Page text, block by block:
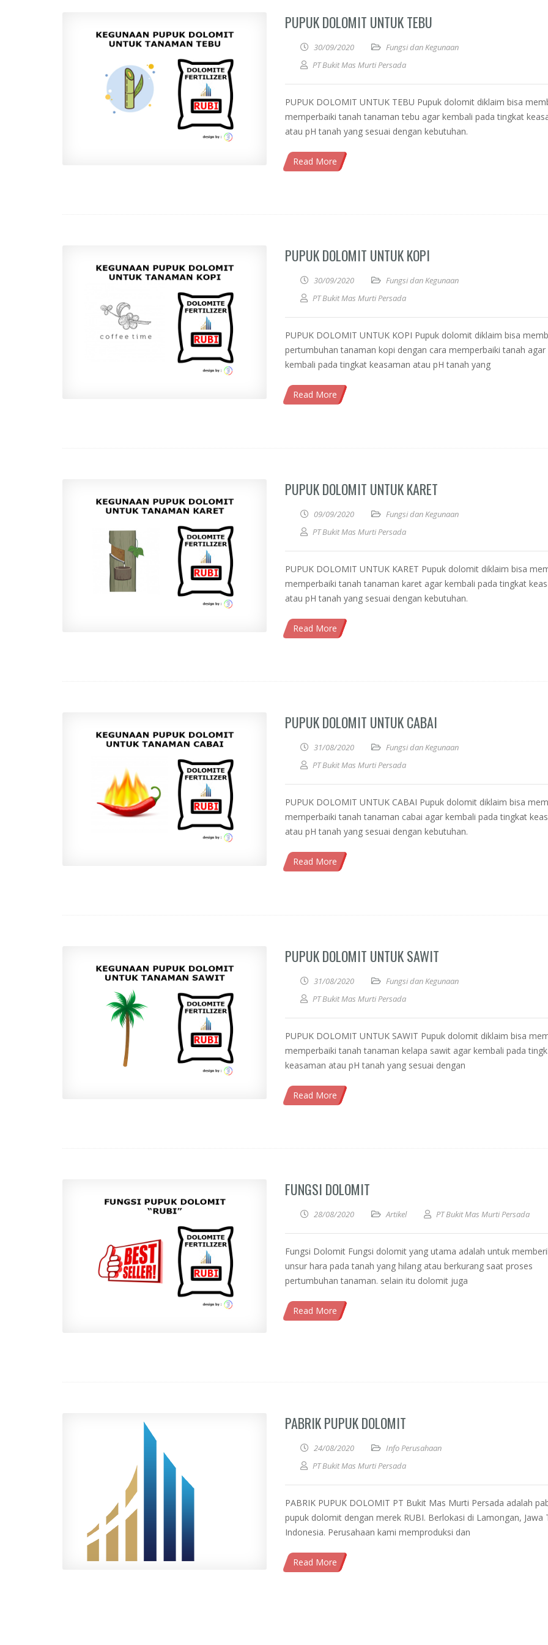
PUPUK DOLOMIT UNTUK TEBU
30/09/2020
Fungsi dan Kegunaan
PT Bukit Mas Murti Persada
PUPUK DOLOMIT UNTUK TEBU Pupuk dolomit diklaim bisa
memperbaiki tanah tanaman tebu agar kembali pada tingkat
atau pH tanah yang sesuai dengan kebutuhan.
Read More
PUPUK DOLOMIT UNTUK KOPI
30/09/2020
Fungsi dan Kegunaan
PT Bukit Mas Murti Persada
PUPUK DOLOMIT UNTUK KOPI Pupuk dolomit diklaim bisa
pertumbuhan tanaman kopi dengan cara memperbaiki tanah agar
kembali pada tingkat keasaman atau pH tanah yang
Read More
PUPUK DOLOMIT UNTUK KARET
09/09/2020
Fungsi dan Kegunaan
PT Bukit Mas Murti Persada
PUPUK DOLOMIT UNTUK KARET Pupuk dolomit diklaim bisa
memperbaiki tanah tanaman karet agar kembali pada tingkat
atau pH tanah yang sesuai dengan kebutuhan.
Read More
PUPUK DOLOMIT UNTUK CABAI
31/08/2020
Fungsi dan Kegunaan
PT Bukit Mas Murti Persada
PUPUK DOLOMIT UNTUK CABAI Pupuk dolomit diklaim bisa
memperbaiki tanah tanaman cabai agar kembali pada tingkat
atau pH tanah yang sesuai dengan kebutuhan.
Read More
PUPUK DOLOMIT UNTUK SAWIT
31/08/2020
Fungsi dan Kegunaan
PT Bukit Mas Murti Persada
PUPUK DOLOMIT UNTUK SAWIT Pupuk dolomit diklaim bisa
memperbaiki tanah tanaman kelapa sawit agar kembali pada
keasaman atau pH tanah yang sesuai dengan
Read More
FUNGSI DOLOMIT
28/08/2020 Artikel PT Bukit Mas Murti Persada
Fungsi Dolomit Fungsi dolomit yang utama adalah untuk
unsur hara pada tanah yang hilang atau berkurang saat proses
pertumbuhan tanaman. selain itu dolomit juga
Read More
PABRIK PUPUK DOLOMIT
24/08/2020
Info Perusahaan
PT Bukit Mas Murti Persada
PABRIK PUPUK DOLOMIT PT Bukit Mas Murti Persada adalah
pupuk dolomit dengan merek RUBI. Berlokasi di Lamongan, Jawa
Indonesia. Perusahaan kami memproduksi dan
Read More